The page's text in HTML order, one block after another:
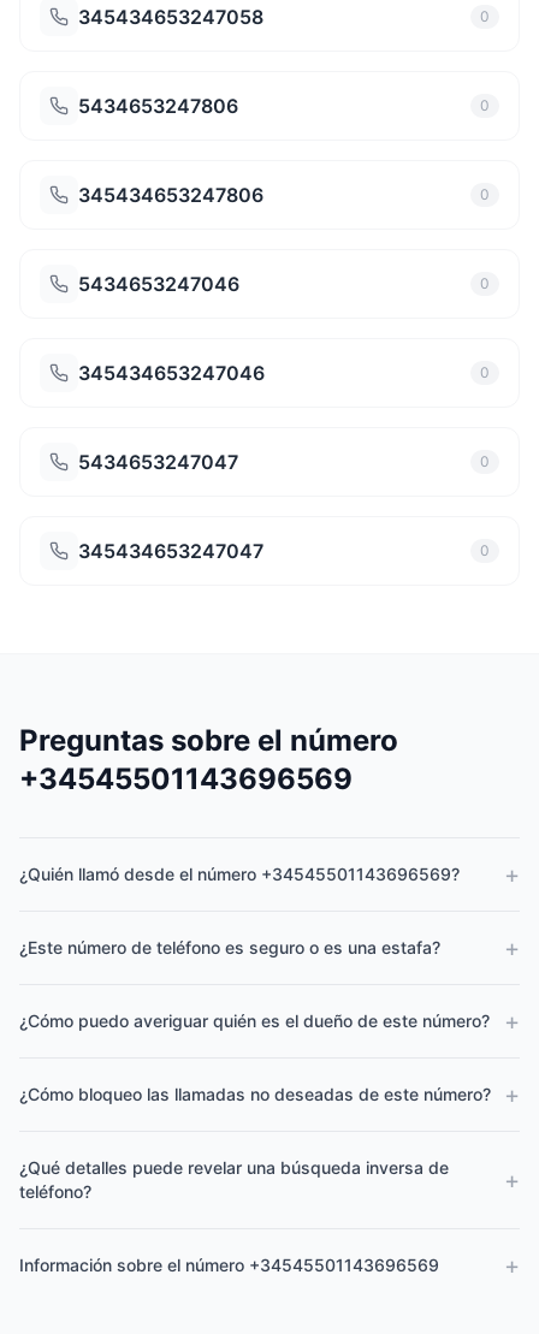
345434653247058 0
5434653247806 0
345434653247806 0
5434653247046 0
345434653247046 0
5434653247047 0
345434653247047 0
Preguntas sobre el número
+34545501143696569
¿Quién llamó desde el número +34545501143696569? +
¿Este número de teléfono es seguro o es una estafa? +
¿Cómo puedo averiguar quién es el dueño de este número? +
¿Cómo bloqueo las llamadas no deseadas de este número? +
¿Qué detalles puede revelar una búsqueda inversa de
teléfono?
+
Información sobre el número +34545501143696569 +